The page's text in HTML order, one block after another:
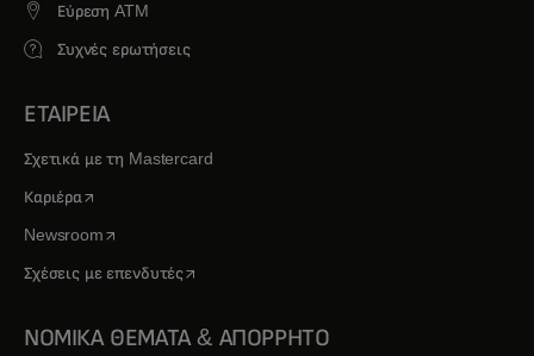
Εύρεση ATM
Συχνές ερωτήσεις
ΕΤΑΙΡΕΙΑ
Σχετικά με τη Mastercard
Καριέραopens in a new tab
Newsroomopens in a new tab
Σχέσεις με επενδυτέςopens in a new tab
ΝΟΜΙΚΑ ΘΕΜΑΤΑ & ΑΠΟΡΡΗΤΟ